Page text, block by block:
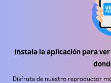
Instala la aplicación para
Disfruta de nuestro reproductor
Centro de ayuda